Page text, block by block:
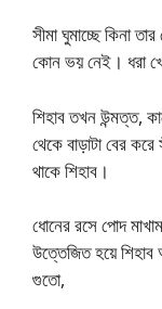
সীমা ঘুমাচ্ছে কিনা
কোন ভয় নেই। ধরা
শিহাব তখন উন্মত্ত,
থেকে বাড়াটা বের করে
থাকে শিহাব।
ধোনের রসে পোদ
উত্তেজিত হয়ে শিহাব
গুতো,